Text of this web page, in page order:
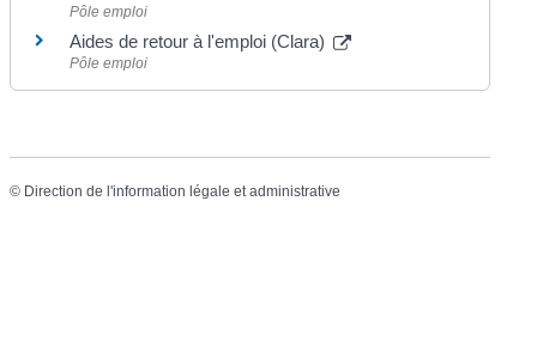
Pôle emploi
Aides de retour à l'emploi (Clara)
Pôle emploi
© Direction de l'information légale et administrative